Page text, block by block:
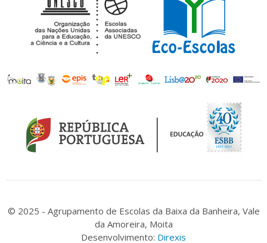
© 2025 - Agrupamento de Escolas da Baixa da Banheira, Vale
da Amoreira, Moita
Desenvolvimento: Direxis